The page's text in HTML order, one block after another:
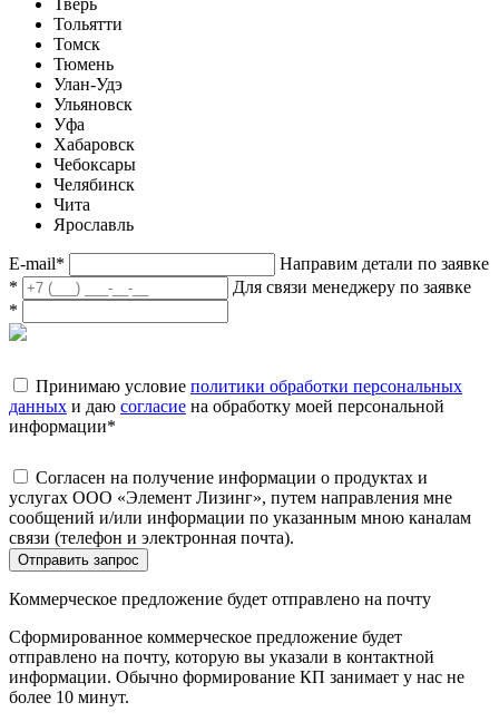
Тольятти
Томск
Тюмень
Улан-Удэ
Ульяновск
Уфа
Хабаровск
Чебоксары
Челябинск
Чита
Ярославль
E-mail*
Направим детали по заявке
*
Для связи менеджеру по заявке
*
Принимаю условие политики обработки персональных
данных и даю согласие на обработку моей персональной
информации*
Согласен на получение информации о продуктах и
услугах ООО «Элемент Лизинг», путем направления мне
сообщений и/или информации по указанным мною каналам
связи (телефон и электронная почта).
Отправить запрос
Коммерческое предложение будет отправлено на почту
Сформированное коммерческое предложение будет
отправлено на почту, которую вы указали в контактной
информации. Обычно формирование КП занимает у нас не
более 10 минут.